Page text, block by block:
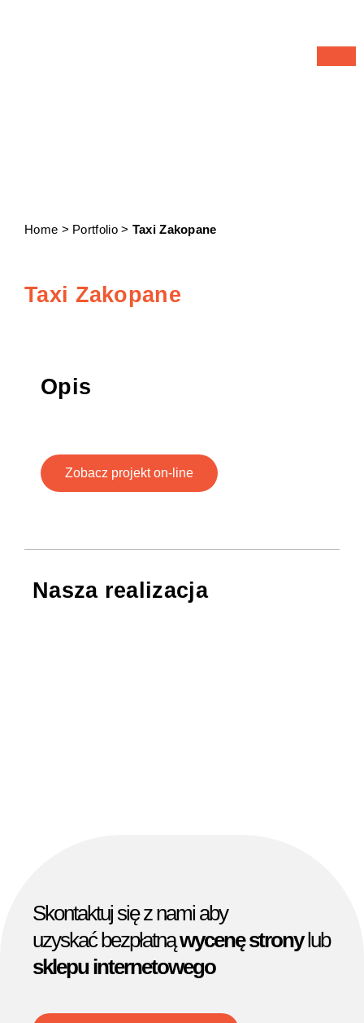
Home > Portfolio > Taxi Zakopane
Taxi Zakopane
Opis
Zobacz projekt on-line
Nasza realizacja
Skontaktuj się z nami aby
uzyskać bezpłatnąwycenę stronylub
sklepu internetowego